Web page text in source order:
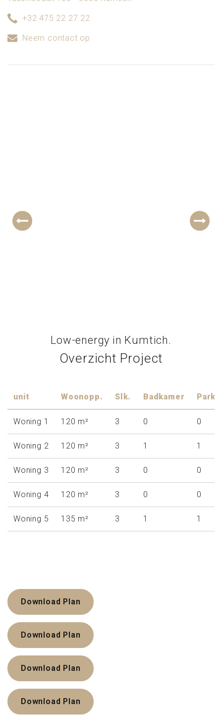
+32 475 22 27 22
Neem contact op
Overzicht Project
Low-energy in Kumtich.
unit Woonopp. Slk. Badkamer
Woning 1 120 m² 3 0 0
Woning 2 120 m² 3 1 1
Woning 3 120 m² 3 0 0
Woning 4 120 m² 3 0 0
Woning 5 135 m² 3 1 1
Download Plan
Download Plan
Download Plan
Download Plan